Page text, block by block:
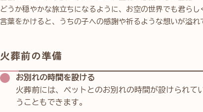
どうか穏やかな旅立ちになるように、お空の世界でも君ら
言葉をかけると、うちの子への感謝や祈るような想いが溢
火葬前の準備
お別れの時間を設ける
火葬前には、ペットとのお別れの時間が設けられて
うこともできます。